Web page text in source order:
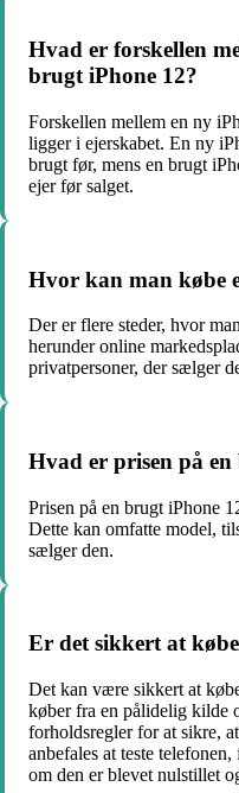
Hvad er forskellen
brugt iPhone 12?
Forskellen mellem en ny
ligger i ejerskabet. En ny
brugt før, mens en brugt
ejer før salget.
Hvor kan man købe
Der er flere steder, hvor
herunder online
privatpersoner, der sælger
Hvad er prisen på
Prisen på en brugt iPhone
Dette kan omfatte model,
sælger den.
Er det sikkert at
Det kan være sikkert at
køber fra en pålidelig kilde
forholdsregler for at sikre,
anbefales at teste
om den er blevet nulstillet